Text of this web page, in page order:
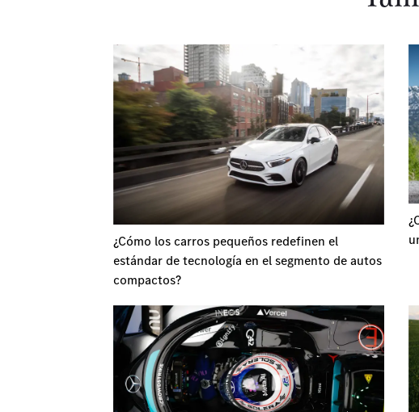
¿Cómo los carros pequeños redefinen el
estándar de tecnología en el segmento de autos
compactos?